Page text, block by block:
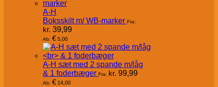
A-H
Boksskilt m/ WB-marker Fra:
kr. 39,99
Ab: € 5,00
A-H sæt med 2 spande m/låg
& 1 foderbæger Fra: kr. 99,99
Ab: € 14,00